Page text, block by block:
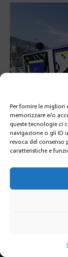
Per fornire le
memorizzare e/o
queste tecnologie ci
navigazione o gli ID
revoca del consenso
caratteristiche e
PRÉCÉDENT